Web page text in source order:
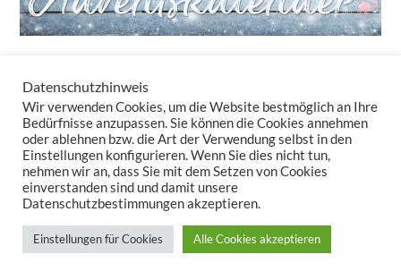
24 Türchen – 24 tolle Überraschungen!
Auch in diesem Jahr bringt unser Adventskalender-Newsletter
täglich kleine Freuden – ganz ohne Schokolade. Sie erhalten nicht
nur Rabatte, sondern auch Inspirationen, wie Tischwäsche und
Kissen Ihr Zuhause in eine gemütliche Winteroase verwandeln.
Lassen Sie uns zusammen den Zauber der Vorweihnachtszeit
auspacken – Türchen für Türchen!
Datenschutzhinweis
Wir verwenden Cookies, um die Website bestmöglich an Ihre
Bedürfnisse anzupassen. Sie können die Cookies annehmen
oder ablehnen bzw. die Art der Verwendung selbst in den
Einstellungen konfigurieren. Wenn Sie dies nicht tun,
nehmen wir an, dass Sie mit dem Setzen von Cookies
einverstanden sind und damit unsere
Datenschutzbestimmungen akzeptieren.
Einstellungen für Cookies Alle Cookies akzeptieren